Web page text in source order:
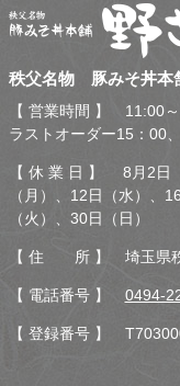
秩父名物 豚みそ丼
秩父名物 豚みそ丼
【 営業時間 】 11:00
ラストオーダー15：00
【 休 業 日 】 8月2日
（月）、12日（水）、
（火）、30日（日）
【 住 所 】 埼玉県秩
【 電話番号 】 0494-
【 登録番号 】